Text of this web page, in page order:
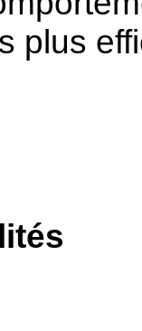
plus